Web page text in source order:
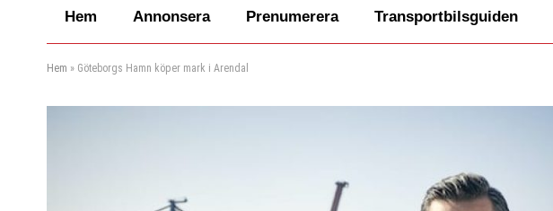
Hem Annonsera Prenumerera Transportbilsguiden
Hem » Göteborgs Hamn köper mark i Arendal